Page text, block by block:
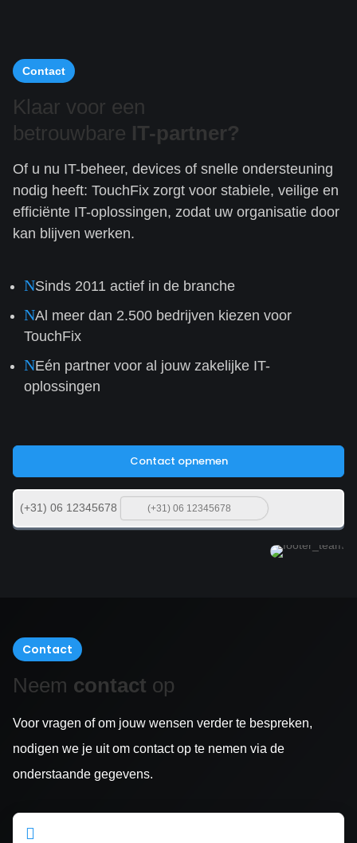
Contact
Klaar voor een
betrouwbare IT-partner?
Of u nu IT-beheer, devices of snelle ondersteuning
nodig heeft: TouchFix zorgt voor stabiele, veilige en
efficiënte IT-oplossingen, zodat uw organisatie door
kan blijven werken.
NSinds 2011 actief in de branche
NAl meer dan 2.500 bedrijven kiezen voor
TouchFix
NEén partner voor al jouw zakelijke IT-
oplossingen
Contact opnemen
(+31) 06 12345678
Contact
Neem contact op
Voor vragen of om jouw wensen verder te bespreken,
nodigen we je uit om contact op te nemen via de
onderstaande gegevens.
